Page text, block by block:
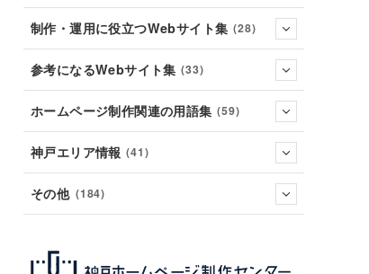
制作・運用に役立つWebサイト集 (28)
参考になるWebサイト集 (33)
ホームページ制作関連の用語集 (59)
神戸エリア情報 (41)
その他 (184)